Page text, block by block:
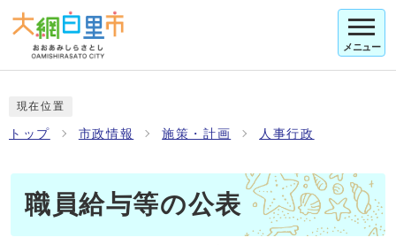
メニュー
現在位置
トップ 市政情報 施策・計画 人事行政
職員給与等の公表